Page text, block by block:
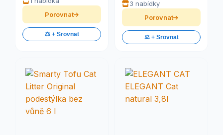
Porovnat
⚖️ + Srovnat
3 nabídky
Porovnat
⚖️ + Srovnat